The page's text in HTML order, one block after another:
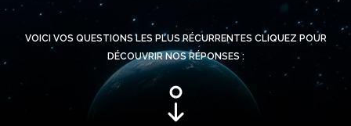
VOICI VOS QUESTIONS LES PLUS RÉCURRENTES CLIQUEZ POUR
DÉCOUVRIR NOS RÉPONSES :